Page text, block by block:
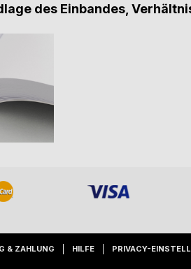
des Einbandes,
& ZAHLUNG HILFE PRIVACY-